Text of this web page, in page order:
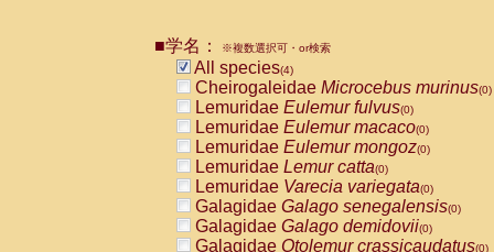
CercopithecidaeCercocebus
Cercopithecidae
CercopithecidaeCercocebus
CercopithecidaeCercocebus
CercopithecidaeCercocebusspp.
CercopithecidaeLophocebus
CercopithecidaePapio anubis
CercopithecidaePapio cynocephalus
CercopithecidaePapio hamadryas
CercopithecidaePapio papio(0)
CercopithecidaePapiospp.(0)
■学名： ※複数選択可・or検索
All species(4)
Cheirogaleidae Microcebus murinus(0)
Lemuridae Eulemur fulvus(0)
Lemuridae Eulemur macaco(0)
Lemuridae Eulemur mongoz(0)
Lemuridae Lemur catta(0)
Lemuridae Varecia variegata(0)
Galagidae Galago senegalensis(0)
Galagidae Galago demidovii(0)
Galagidae Otolemur crassicaudatus(0)